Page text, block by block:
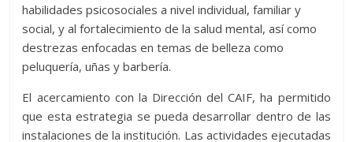
habilidades psicosociales a nivel individual, familiar y
social, y al fortalecimiento de la salud mental, así como
destrezas enfocadas en temas de belleza como
peluquería, uñas y barbería.
El acercamiento con la Dirección del CAIF, ha permitido
que esta estrategia se pueda desarrollar dentro de las
instalaciones de la institución. Las actividades ejecutadas